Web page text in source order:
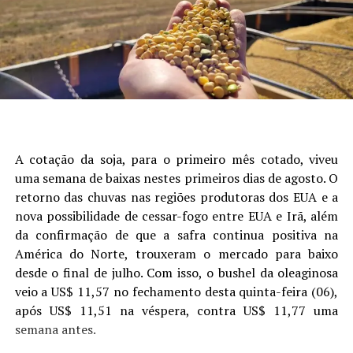
2024/2025, todos os tratamentos compostos por
fungicidas químicos ou por associação de fungicidas
biológicos e químicos apresentaram controle de
doenças foliares em relação à testemunha sem aplicação
(T1), mas não diferiram entre si, apresentando níveis de
a produtividade, no protocolo PROGRAMA, foi
observada uma redução média de 12,6 % no tratamento
T1 (testemunha sem aplicação), como consequência das
doenças incidentes. Todos os tratamentos resultaram
em aumento na produtividade em relação ao
tratamento T1, entretanto, não houve diferença entre
os tratamentos fungicidas avaliados (Meyer et al., 2025).
Tabela 3. Estimativa metanalítica da média de
severidade de doenças de final de ciclo (DFC), mancha-
alvo (M. Alvo) e respectivos percentuais de controle
Autor:Crislaine Oliveira (Comunicação Aprosoja/MS) e
Laura Toledo (Comunicação Sistema Famasul)
Site: Aprosoja/MS
que mais explicou a variabilidade da produtividade,
seguido de data de semeadura, fósforo, potássio e
presença de camada compactada (Figura 1).
Figura 1. Análise de árvore de regressão mostrando os
A cotação da soja, para o primeiro mês cotado, viveu
uma semana de baixas nestes primeiros dias de agosto. O
retorno das chuvas nas regiões produtoras dos EUA e a
nova possibilidade de cessar-fogo entre EUA e Irã, além
da confirmação de que a safra continua positiva na
América do Norte, trouxeram o mercado para baixo
desde o final de julho. Com isso, o bushel da oleaginosa
veio a US$ 11,57 no fechamento desta quinta-feira (06),
após US$ 11,51 na véspera, contra US$ 11,77 uma
semana antes.